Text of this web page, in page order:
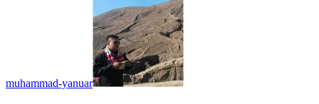
muhammad-yanuar